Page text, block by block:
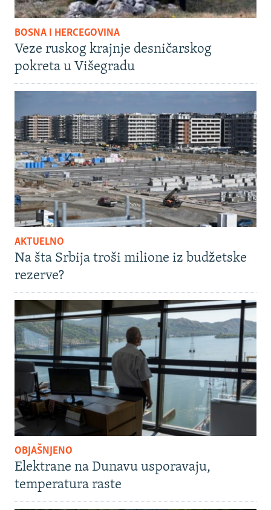
BOSNA I HERCEGOVINA
Veze ruskog krajnje desničarskog
pokreta u Višegradu
AKTUELNO
Na šta Srbija troši milione iz budžetske
rezerve?
OBJAŠNJENO
Elektrane na Dunavu usporavaju,
temperatura raste